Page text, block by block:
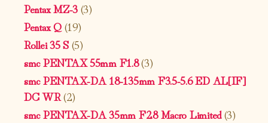
Pentax MZ-3(3)
Pentax Q(19)
Rollei 35 S(5)
smc PENTAX 55mm F1.8(3)
smc PENTAX-DA 18-135mm F3.5-5.6 ED AL[IF]
DC WR(2)
smc PENTAX-DA 35mm F2.8 Macro Limited(3)